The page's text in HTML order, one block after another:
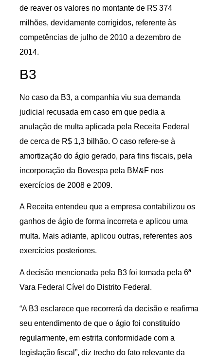
de reaver os valores no montante de R$ 374
milhões, devidamente corrigidos, referente às
competências de julho de 2010 a dezembro de
2014.
B3
No caso da B3, a companhia viu sua demanda
judicial recusada em caso em que pedia a
anulação de multa aplicada pela Receita Federal
de cerca de R$ 1,3 bilhão. O caso refere-se à
amortização do ágio gerado, para fins fiscais, pela
incorporação da Bovespa pela BM&F nos
exercícios de 2008 e 2009.
A Receita entendeu que a empresa contabilizou os
ganhos de ágio de forma incorreta e aplicou uma
multa. Mais adiante, aplicou outras, referentes aos
exercícios posteriores.
A decisão mencionada pela B3 foi tomada pela 6ª
Vara Federal Cível do Distrito Federal.
“A B3 esclarece que recorrerá da decisão e reafirma
seu entendimento de que o ágio foi constituído
regularmente, em estrita conformidade com a
legislação fiscal”, diz trecho do fato relevante da